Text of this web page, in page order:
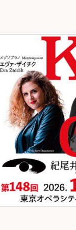
ぶらあぼブラス！